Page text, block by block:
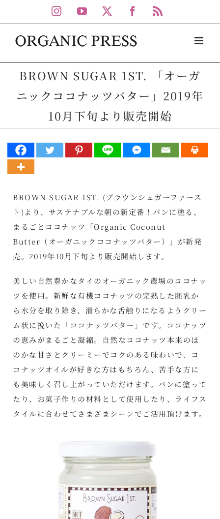
to
content
Instagram
YouTube Facebook
BROWN SUGAR 1ST. 「オーガ
ニックココナッツバター」2019年
10月下旬より販売開始
BROWN SUGAR 1ST. (ブラウンシュガーファース
ト)より、サステナブルな朝の新定番！パンに塗る、
まるごとココナッツ「Organic Coconut
Butter（オーガニックココナッツバター）」が新発
売。2019年10月下旬より販売開始します。
美しい自然豊かなタイのオーガニック農場のココナッ
ツを使用。新鮮な有機ココナッツの完熟した胚乳か
ら水分を取り除き、滑らかな舌触りになるようクリー
ム状に挽いた「ココナッツバター」です。ココナッツ
の恵みがまるごと凝縮。自然なココナッツ本来のほ
のかな甘さとクリーミーでコクのある味わいで、コ
コナッツオイルが好きな方はもちろん、苦手な方に
も美味しく召し上がっていただけます。パンに塗って
たり、お菓子作りの材料として使用したり、ライフス
タイルに合わせてさまざまシーンでご活用頂けます。